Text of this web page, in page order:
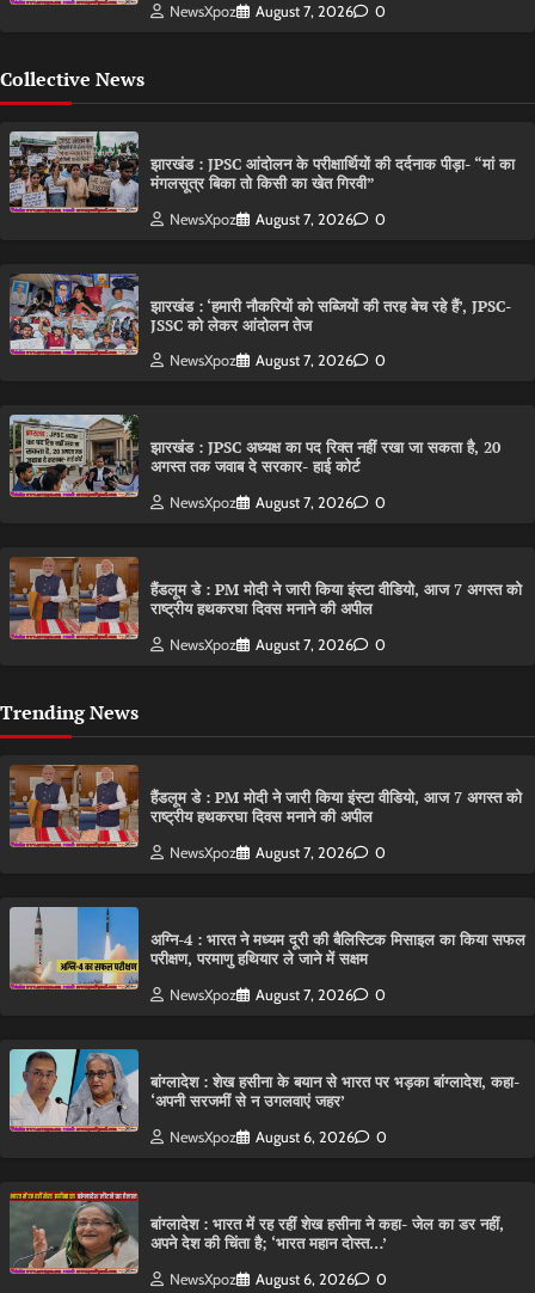
NewsXpoz August 7, 2026 0
Collective News
झारखंड : JPSC आंदोलन के परीक्षार्थियों की दर्दनाक पीड़ा- “मां का
मंगलसूत्र बिका तो किसी का खेत गिरवी”
NewsXpoz August 7, 2026 0
झारखंड : ‘हमारी नौकरियों को सब्जियों की तरह बेच रहे हैं’, JPSC-
JSSC को लेकर आंदोलन तेज
NewsXpoz August 7, 2026 0
झारखंड : JPSC अध्यक्ष का पद रिक्त नहीं रखा जा सकता है, 20
अगस्त तक जवाब दे सरकार- हाई कोर्ट
NewsXpoz August 7, 2026 0
हैंडलूम डे : PM मोदी ने जारी किया इंस्टा वीडियो, आज 7 अगस्त को
राष्ट्रीय हथकरघा दिवस मनाने की अपील
NewsXpoz August 7, 2026 0
Trending News
हैंडलूम डे : PM मोदी ने जारी किया इंस्टा वीडियो, आज 7 अगस्त को
राष्ट्रीय हथकरघा दिवस मनाने की अपील
NewsXpoz August 7, 2026 0
अग्नि-4 : भारत ने मध्यम दूरी की बैलिस्टिक मिसाइल का किया सफल
परीक्षण, परमाणु हथियार ले जाने में सक्षम
NewsXpoz August 7, 2026 0
बांग्लादेश : शेख हसीना के बयान से भारत पर भड़का बांग्लादेश, कहा-
‘अपनी सरजमीं से न उगलवाएं जहर’
NewsXpoz August 6, 2026 0
बांग्लादेश : भारत में रह रहीं शेख हसीना ने कहा- जेल का डर नहीं,
अपने देश की चिंता है; ‘भारत महान दोस्त…’
NewsXpoz August 6, 2026 0